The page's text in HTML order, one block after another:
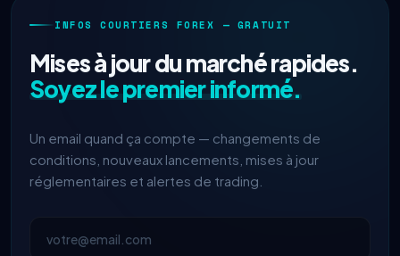
INFOS COURTIERS FOREX — GRATUIT
Mises à jour du marché rapides.
Soyez le premier informé.
Un email quand ça compte — changements de
conditions, nouveaux lancements, mises à jour
réglementaires et alertes de trading.